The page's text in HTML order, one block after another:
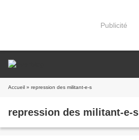
Publicité
Accueil » repression des militant-e-s
repression des militant-e-s